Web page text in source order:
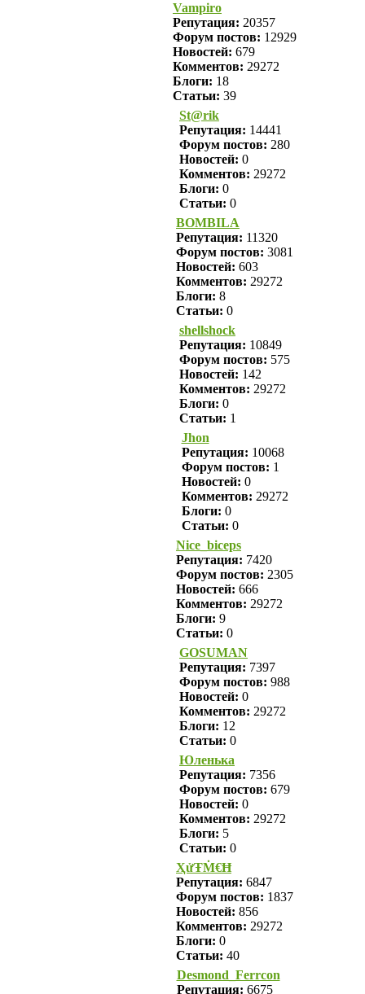
Vampiro
Репутация: 20357
Форум постов: 12929
Новостей: 679
Комментов: 29272
Блоги: 18
Статьи: 39
St@rik
Репутация: 14441
Форум постов: 280
Новостей: 0
Комментов: 29272
Блоги: 0
Статьи: 0
BOMBILA
Репутация: 11320
Форум постов: 3081
Новостей: 603
Комментов: 29272
Блоги: 8
Статьи: 0
shellshock
Репутация: 10849
Форум постов: 575
Новостей: 142
Комментов: 29272
Блоги: 0
Статьи: 1
Jhon
Репутация: 10068
Форум постов: 1
Новостей: 0
Комментов: 29272
Блоги: 0
Статьи: 0
Nice_biceps
Репутация: 7420
Форум постов: 2305
Новостей: 666
Комментов: 29272
Блоги: 9
Статьи: 0
GOSUMAN
Репутация: 7397
Форум постов: 988
Новостей: 0
Комментов: 29272
Блоги: 12
Статьи: 0
Юленька
Репутация: 7356
Форум постов: 679
Новостей: 0
Комментов: 29272
Блоги: 5
Статьи: 0
ҲửŦṀ€Ħ
Репутация: 6847
Форум постов: 1837
Новостей: 856
Комментов: 29272
Блоги: 0
Статьи: 40
Desmond_Ferrcon
Репутация: 6675